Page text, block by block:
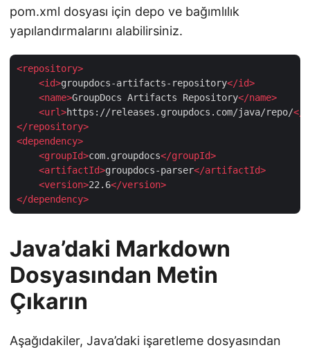
pom.xml dosyası için depo ve bağımlılık
yapılandırmalarını alabilirsiniz.
<repository>
<id>groupdocs-artifacts-repository</id>
<name>GroupDocs Artifacts Repository</name>
<url>https://releases.groupdocs.com/java/repo/</
</repository>
<dependency>
<groupId>com.groupdocs</groupId>
<artifactId>groupdocs-parser</artifactId>
<version>22.6</version>
</dependency>
Java’daki Markdown
Dosyasından Metin
Çıkarın
Aşağıdakiler, Java’daki işaretleme dosyasından